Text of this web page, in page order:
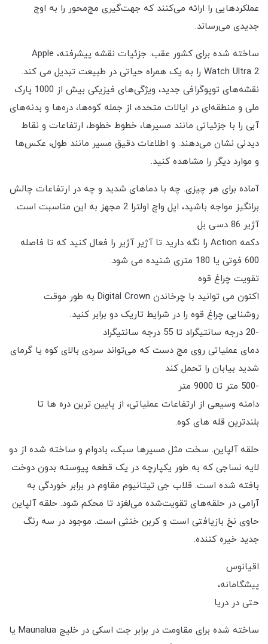
عملکردهایی را ارائه می‌کنند که جهت‌گیری مچ‌محور را به اوج
جدیدی می‌رساند.
ساخته شده برای کشور عقب. جزئیات نقشه پیشرفته، Apple
Watch Ultra 2 را به یک همراه حیاتی در طبیعت تبدیل می کند.
نقشه‌های توپوگرافی جدید، ویژگی‌های فیزیکی بیش از 1000 پارک
ملی و منطقه‌ای در ایالات متحده، از جمله کوه‌ها، دره‌ها و بدنه‌های
آبی را با جزئیاتی مانند مسیرها، خطوط خطوط، ارتفاعات و نقاط
دیدنی نشان می‌دهند. و اطلاعات دقیق مسیر مانند طول، عکس‌ها
و موارد دیگر را مشاهده کنید.
آماده برای هر چیزی. چه با دماهای شدید و چه در ارتفاعات چالش
برانگیز مواجه باشید، اپل واچ اولترا 2 مجهز به این مناسبت است.
آژیر 86 دسی بل
دکمه Action را نگه دارید تا آژیر آژیر را فعال کنید که تا فاصله
600 فوتی یا 180 متری شنیده می شود.
تقویت چراغ قوه
اکنون می توانید با چرخاندن Digital Crown به طور موقت
روشنایی چراغ قوه را در شرایط تاریک دو برابر کنید.
-20 درجه سانتیگراد تا 55 درجه سانتیگراد
دمای عملیاتی روی مچ دست که می‌تواند سردی بالای کوه یا گرمای
شدید بیابان را تحمل کند
-500 متر تا 9000 متر
دامنه وسیعی از ارتفاعات عملیاتی، از پایین ترین دره ها تا
بلندترین قله های کوه.
حلقه آلپاین. سخت مثل مسیرها سبک، بادوام و ساخته شده از دو
لایه نساجی که به طور یکپارچه در یک قطعه پیوسته بدون دوخت
بافته شده است. قلاب جی تیتانیوم مقاوم در برابر خوردگی به
آرامی در حلقه‌های تقویت‌شده می‌لغزد تا محکم شود. حلقه آلپاین
حاوی نخ بازیافتی است و کربن خنثی است. موجود در سه رنگ
جدید خیره کننده.
اقیانوس
پیشگامانه،
حتی در دریا
ساخته شده برای مقاومت در برابر جت اسکی در خلیج Maunalua یا